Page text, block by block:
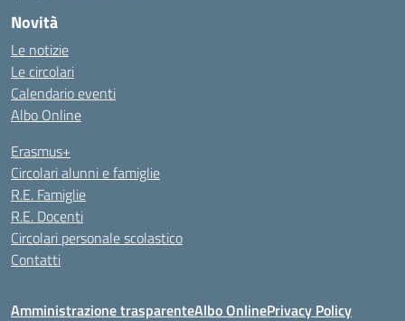
Novità
Le notizie
Le circolari
Calendario eventi
Albo Online
Erasmus+
Circolari alunni e famiglie
R.E. Famiglie
R.E. Docenti
Circolari personale scolastico
Contatti
Amministrazione trasparenteAlbo OnlinePrivacy Policy